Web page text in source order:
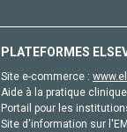
PLATEFORMES
Site e-commerce :
Aide à la pratique
Portail pour les
Site d'information sur